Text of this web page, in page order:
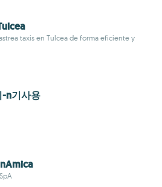
taxis en Tulcea de forma eficiente y
n기사용